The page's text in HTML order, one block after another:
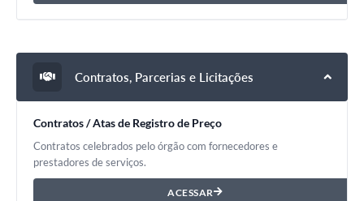
Contratos, Parcerias e Licitações
Contratos / Atas de Registro de Preço
Contratos celebrados pelo órgão com fornecedores e
prestadores de serviços.
ACESSAR